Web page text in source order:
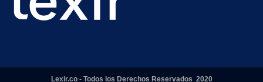
Lexir.co - Todos los Derechos Reservados 2020